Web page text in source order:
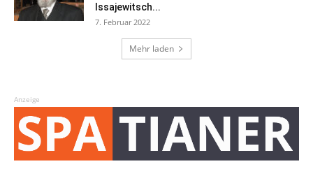
Issajewitsch...
7. Februar 2022
Mehr laden
Anzeige